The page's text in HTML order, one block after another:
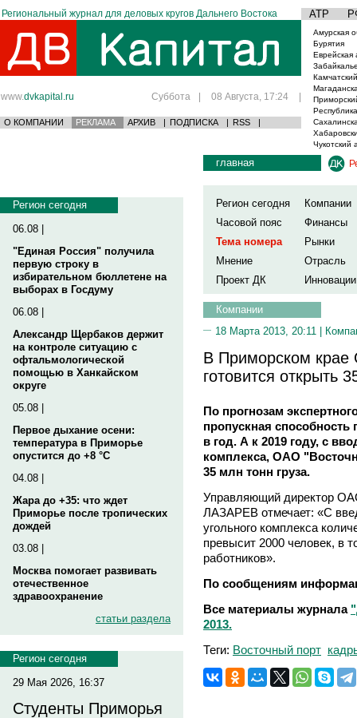
Региональный журнал для деловых кругов Дальнего Востока АТР
www.dvkapital.ru Суббота | 08 Августа, 17:24 |
О КОМПАНИИ РЕКЛАМА АРХИВ | ПОДПИСКА | RSS |
Амурская
Бурятия
Еврейская
Чукотский
Регион сегодня
06.08 |
"Единая Россия" получила
первую строку в
избирательном бюллетене на
выборах в Госдуму
06.08 |
Александр Щербаков держит
на контроле ситуацию с
офтальмологической
помощью в Ханкайском
округе
05.08 |
Первое дыхание осени:
температура в Приморье
опустится до +8 °C
04.08 |
Жара до +35: что ждет
Приморье после тропических
дождей
03.08 |
Москва помогает развивать
отечественное
здравоохранение
статьи раздела
Регион сегодня
29 Мая 2026, 16:37
Студенты Приморья
главная
Регион сегодня
Компании
Часовой пояс
Финансы
Тема номера
Рынки
Мнение
Отрасль
Проект ДК
Инновации
Компании
18 Марта 2013, 20:11 |
В Приморском
готовится открыть
По прогнозам
пропускная способность
в год. А к 2019 году, с
комплекса, ОАО
35 млн тонн груза.
Управляющий директор
ЛАЗАРЕВ отмечает: «С
угольного комплекса
превысит 2000 человек, в
работников».
По сообщениям
Все материалы журнала
2013.
Теги: Восточный порт